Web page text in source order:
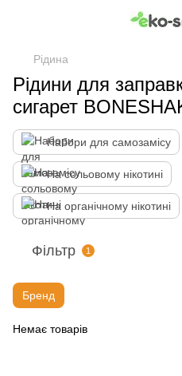
Рідина
Рідини для
сигарет
Набори для самозамісу
На сольовому нікотині
На органічному нікотині
Фільтр 1
Бренд
Немає товарів